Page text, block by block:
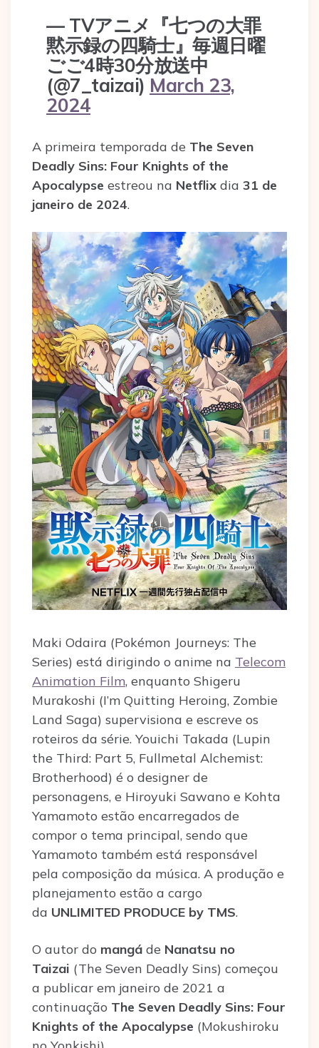
— TVアニメ『七つの大罪
黙示録の四騎士』毎週日曜
ごご4時30分放送中
(@7_taizai) March 23,
2024
A primeira temporada de The Seven
Deadly Sins: Four Knights of the
Apocalypse estreou na Netflix dia 31 de
janeiro de 2024.
Maki Odaira (Pokémon Journeys: The
Series) está dirigindo o anime na Telecom
Animation Film, enquanto Shigeru
Murakoshi (I’m Quitting Heroing, Zombie
Land Saga) supervisiona e escreve os
roteiros da série. Youichi Takada (Lupin
the Third: Part 5, Fullmetal Alchemist:
Brotherhood) é o designer de
personagens, e Hiroyuki Sawano e Kohta
Yamamoto estão encarregados de
compor o tema principal, sendo que
Yamamoto também está responsável
pela composição da música. A produção e
planejamento estão a cargo
da UNLIMITED PRODUCE by TMS.
O autor do mangá de Nanatsu no
Taizai (The Seven Deadly Sins) começou
a publicar em janeiro de 2021 a
continuação The Seven Deadly Sins: Four
Knights of the Apocalypse (Mokushiroku